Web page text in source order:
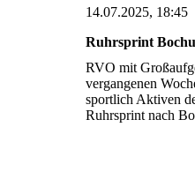
14.07.2025, 18:45
Ruhrsprint
RVO mit
vergangenen
sportlich Aktiven
Ruhrsprint nach